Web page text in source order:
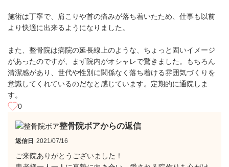
施術は丁寧で、肩こりや首の痛みが落ち着いたため、仕事も以前
より快適に出来るようになりました。
また、整骨院は病院の延長線上のような、ちょっと固いイメージ
があったのですが、まず院内がオシャレで驚きました。もちろん
清潔感があり、世代や性別に関係なく落ち着ける雰囲気づくりを
意識してくれているのだなと感じています。定期的に通院しま
す。
0
整骨院ボアからの返信
返信日 2021/07/16
ご来院ありがとうございました！